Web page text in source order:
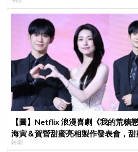
「呀！」真情流露網笑翻
【圖】Netflix 浪漫喜劇《我的荒糖
海寅＆賀營甜蜜亮相製作發表會，
待
韓劇